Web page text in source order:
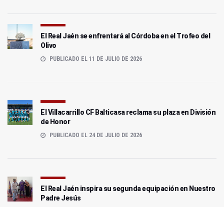
El Real Jaén se enfrentará al Córdoba en el Trofeo del
Olivo
PUBLICADO EL 11 DE JULIO DE 2026
El Villacarrillo CF Balticasa reclama su plaza en División
de Honor
PUBLICADO EL 24 DE JULIO DE 2026
El Real Jaén inspira su segunda equipación en Nuestro
Padre Jesús